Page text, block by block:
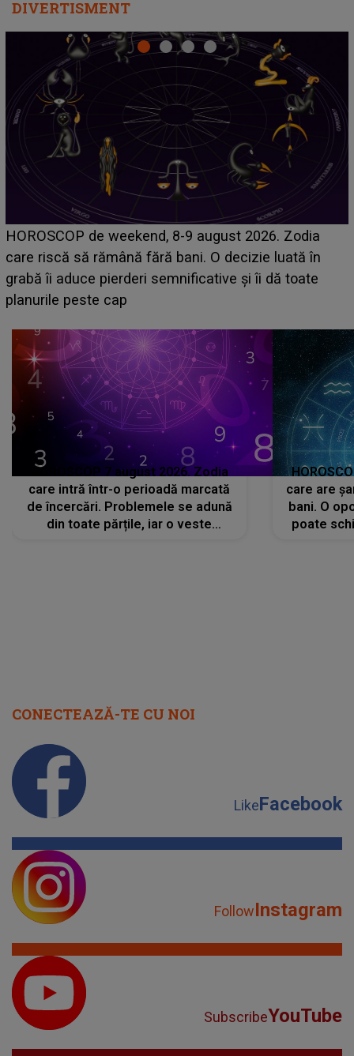
DIVERTISMENT
Emanuel a ținut ACEST DETALIU ASCUNS până
acum! În fața Alexandrei, concurentul din Casa Iubirii
face o MĂRTURISIRE NEAȘTEPTATĂ despre mama
sa: "I-am spus și ei în față, eu nu te iubesc pentru
HOROSCOP 7 august 2026. Zodia
care intră într-o perioadă marcată
de încercări. Problemele se adună
din toate părțile, iar o veste
care are
bani. O
poate
CONECTEAZĂ-TE CU NOI
LikeFacebook
FollowInstagram
SubscribeYouTube